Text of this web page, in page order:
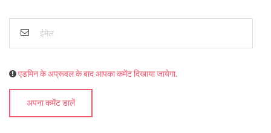
एडमिन के अप्रूवल के बाद आपका कमेंट दिखाया जायेगा.
अपना कमेंट डालें